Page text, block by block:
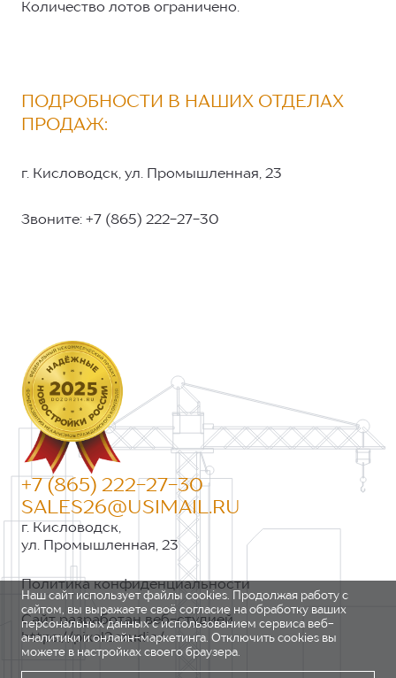
Количество лотов ограничено.
ПОДРОБНОСТИ В НАШИХ ОТДЕЛАХ
ПРОДАЖ:
г. Кисловодск, ул. Промышленная, 23
Звоните: +7 (865) 222-27-30
+7 (865) 222-27-30
SALES26@USIMAIL.RU
г. Кисловодск,
ул. Промышленная, 23
Политика конфиденциальности
Сайт разработан веб-студией
https://pixel2.studio/
Наш сайт использует файлы cookies. Продолжая работу с
сайтом, вы выражаете своё согласие на обработку ваших
персональных данных с использованием сервиса веб-
аналитики и онлайн-маркетинга. Отключить cookies вы
можете в настройках своего браузера.